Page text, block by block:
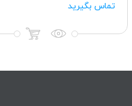
تماس بگیرید